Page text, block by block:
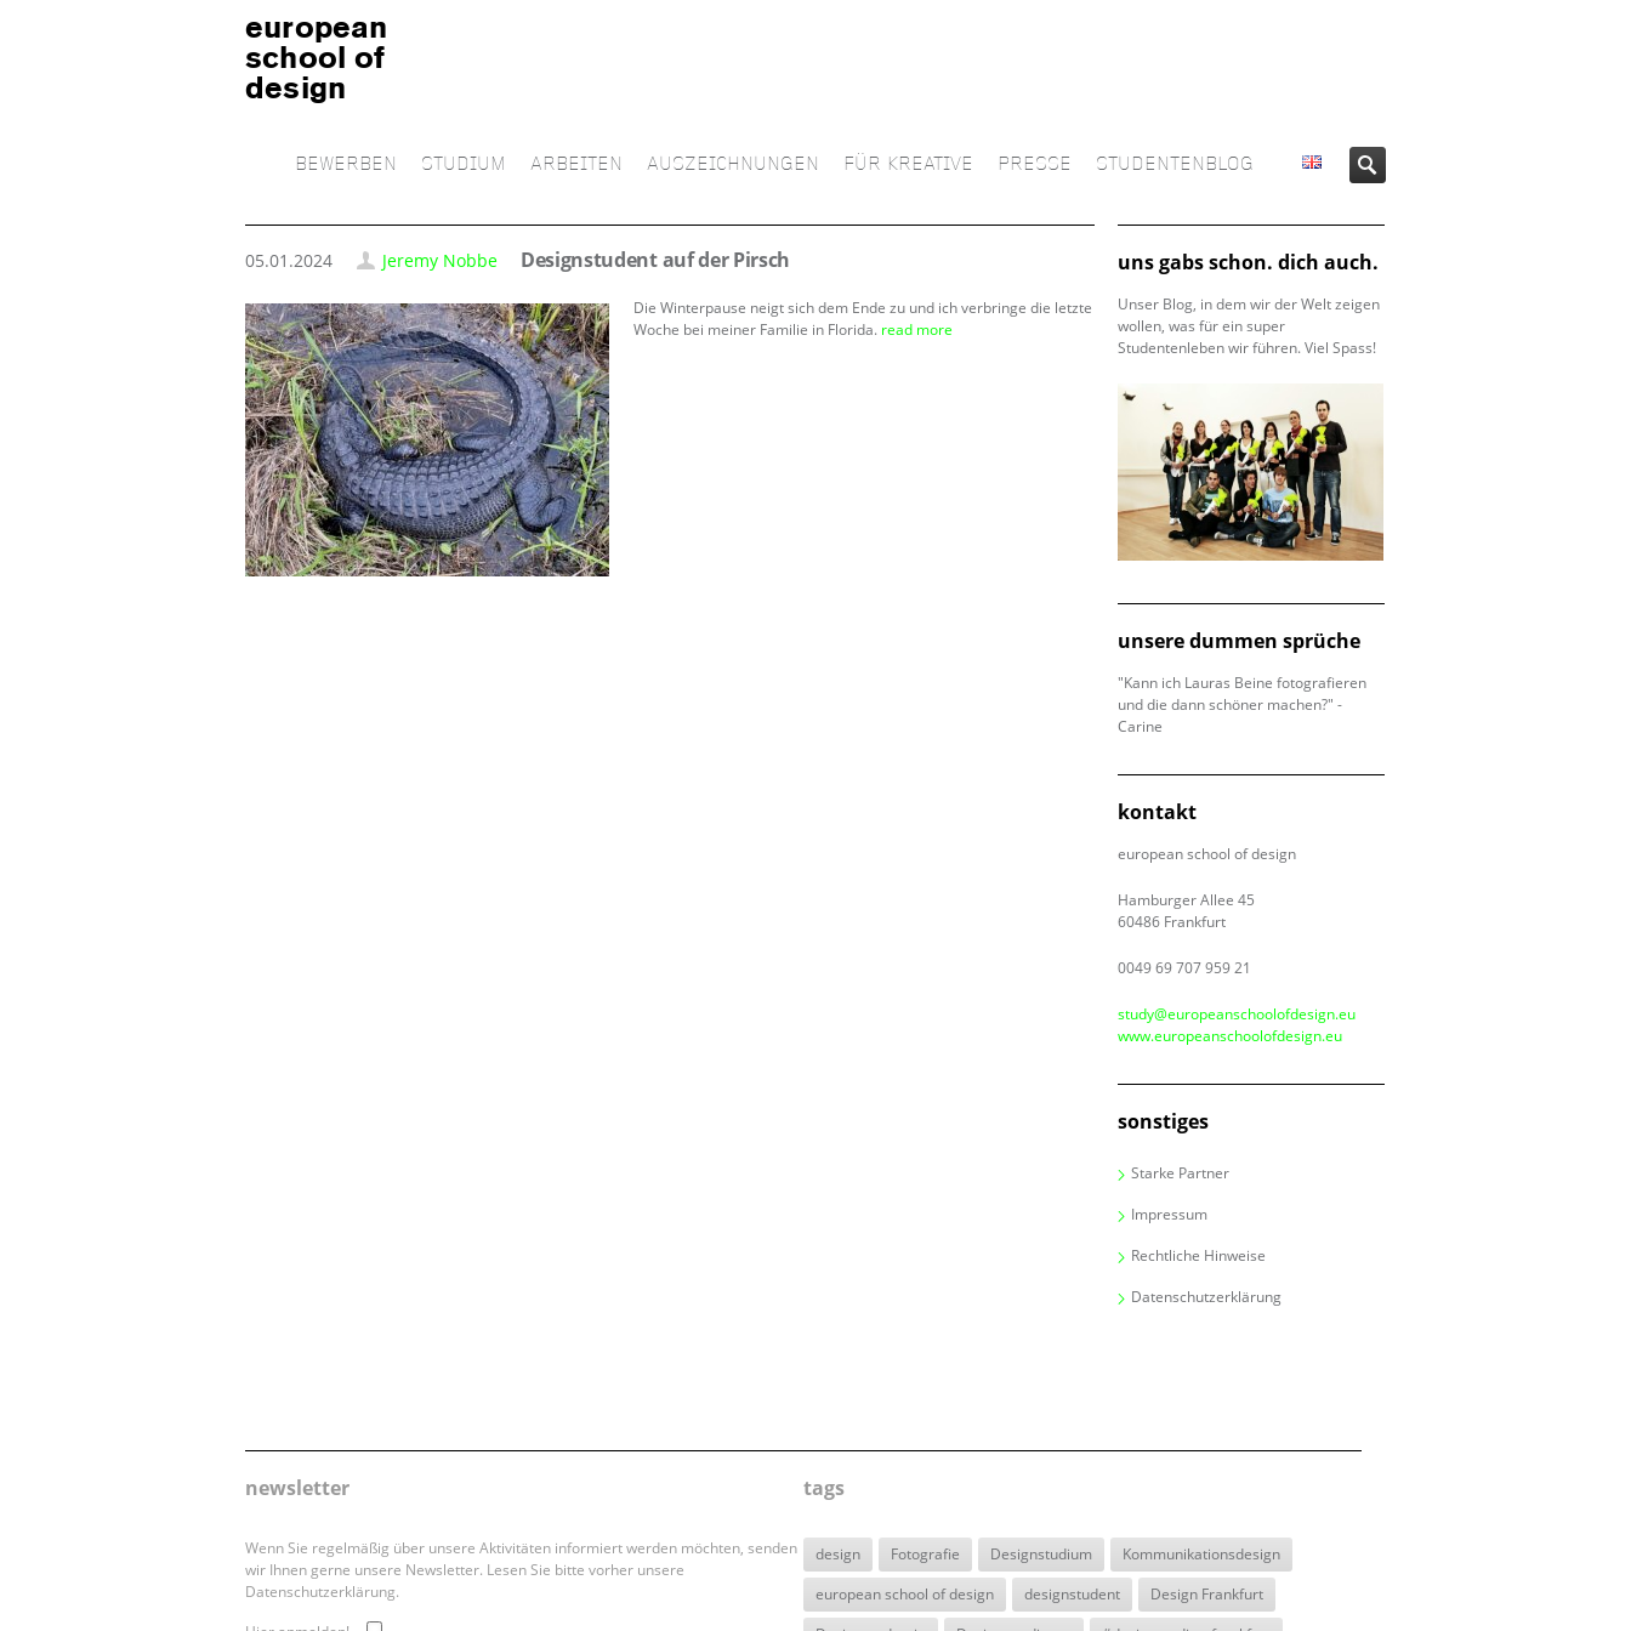
european
school of
design
BEWERBEN STUDIUM ARBEITEN AUSZEICHNUNGEN FÜR KREATIVE PRESSE STUDENTENBLOG
05.01.2024 Jeremy Nobbe Designstudent auf der Pirsch
Die Winterpause neigt sich dem Ende zu und ich verbringe die letzte
Woche bei meiner Familie in Florida. read more
uns gabs schon. dich auch.
Unser Blog, in dem wir der Welt zeigen
wollen, was für ein super
Studentenleben wir führen. Viel Spass!
unsere dummen sprüche
"Kann ich Lauras Beine fotografieren
und die dann schöner machen?" -
Carine
kontakt
european school of design
Hamburger Allee 45
60486 Frankfurt
0049 69 707 959 21
study@europeanschoolofdesign.eu
www.europeanschoolofdesign.eu
sonstiges
Starke Partner
Impressum
Rechtliche Hinweise
Datenschutzerklärung
newsletter
Wenn Sie regelmäßig über unsere Aktivitäten informiert werden möchten, senden
wir Ihnen gerne unsere Newsletter. Lesen Sie bitte vorher unsere
Datenschutzerklärung.
tags
design Fotografie Designstudium
Kommunikationsdesign
european school of design
designstudent
Design Frankfurt